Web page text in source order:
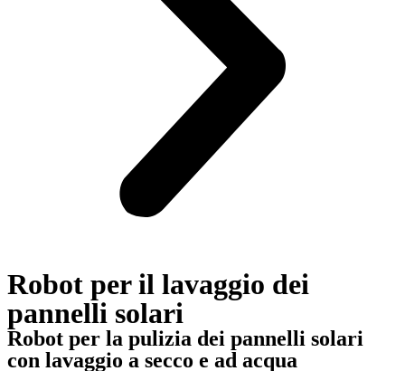
Robot per il lavaggio dei
pannelli solari
Robot per la pulizia dei pannelli solari
con lavaggio a secco e ad acqua